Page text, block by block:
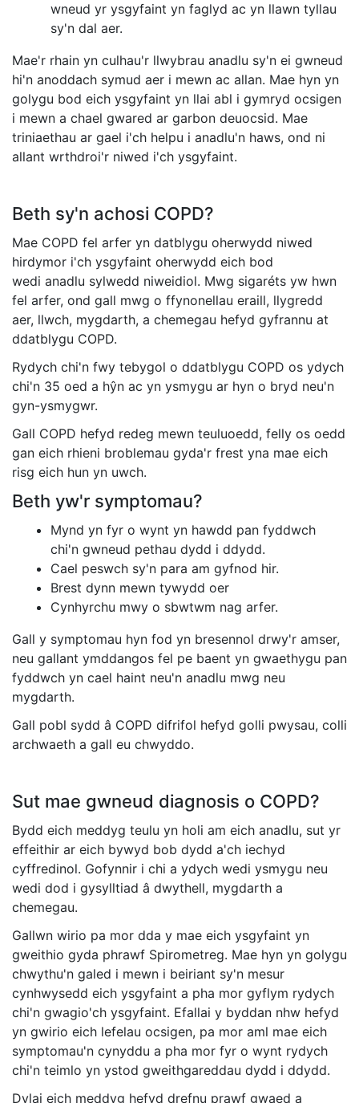
wneud yr ysgyfaint yn faglyd ac yn llawn tyllau
sy'n dal aer.
Mae'r rhain yn culhau'r llwybrau anadlu sy'n ei gwneud
hi'n anoddach symud aer i mewn ac allan. Mae hyn yn
golygu bod eich ysgyfaint yn llai abl i gymryd ocsigen
i mewn a chael gwared ar garbon deuocsid. Mae
triniaethau ar gael i'ch helpu i anadlu'n haws, ond ni
allant wrthdroi'r niwed i'ch ysgyfaint.
Beth sy'n achosi COPD?
Mae COPD fel arfer yn datblygu oherwydd niwed
hirdymor i'ch ysgyfaint oherwydd eich bod
wedi anadlu sylwedd niweidiol. Mwg sigaréts yw hwn
fel arfer, ond gall mwg o ffynonellau eraill, llygredd
aer, llwch, mygdarth, a chemegau hefyd gyfrannu at
ddatblygu COPD.
Rydych chi'n fwy tebygol o ddatblygu COPD os ydych
chi'n 35 oed a hŷn ac yn ysmygu ar hyn o bryd neu'n
gyn-ysmygwr.
Gall COPD hefyd redeg mewn teuluoedd, felly os oedd
gan eich rhieni broblemau gyda'r frest yna mae eich
risg eich hun yn uwch.
Beth yw'r symptomau?
Mynd yn fyr o wynt yn hawdd pan fyddwch
chi'n gwneud pethau dydd i ddydd.
Cael peswch sy'n para am gyfnod hir.
Brest dynn mewn tywydd oer
Cynhyrchu mwy o sbwtwm nag arfer.
Gall y symptomau hyn fod yn bresennol drwy'r amser,
neu gallant ymddangos fel pe baent yn gwaethygu pan
fyddwch yn cael haint neu'n anadlu mwg neu
mygdarth.
Gall pobl sydd â COPD difrifol hefyd golli pwysau, colli
archwaeth a gall eu chwyddo.
Sut mae gwneud diagnosis o COPD?
Bydd eich meddyg teulu yn holi am eich anadlu, sut yr
effeithir ar eich bywyd bob dydd a'ch iechyd
cyffredinol. Gofynnir i chi a ydych wedi ysmygu neu
wedi dod i gysylltiad â dwythell, mygdarth a
chemegau.
Gallwn wirio pa mor dda y mae eich ysgyfaint yn
gweithio gyda phrawf Spirometreg. Mae hyn yn golygu
chwythu'n galed i mewn i beiriant sy'n mesur
cynhwysedd eich ysgyfaint a pha mor gyflym rydych
chi'n gwagio'ch ysgyfaint. Efallai y byddan nhw hefyd
yn gwirio eich lefelau ocsigen, pa mor aml mae eich
symptomau'n cynyddu a pha mor fyr o wynt rydych
chi'n teimlo yn ystod gweithgareddau dydd i ddydd.
Dylai eich meddyg hefyd drefnu prawf gwaed a